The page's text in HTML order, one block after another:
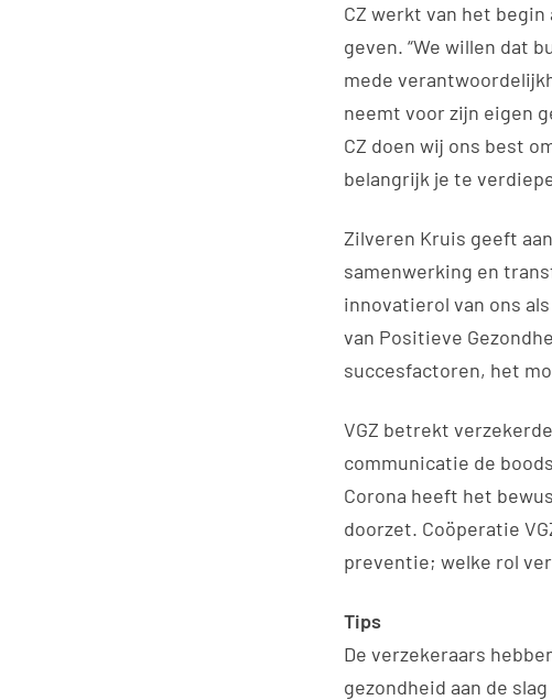
CZ werkt van het
geven. “We willen dat
mede
neemt voor zijn eigen
CZ doen wij ons best
belangrijk je te
Zilveren Kruis geeft
samenwerking en
innovatierol van ons
van Positieve
succesfactoren, het
VGZ betrekt
communicatie de
Corona heeft het
doorzet. Coöperatie
preventie; welke rol
Tips
De verzekeraars
gezondheid aan de